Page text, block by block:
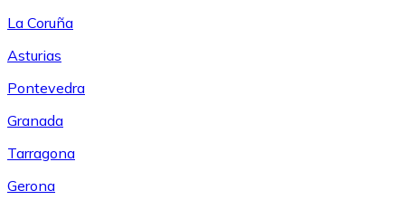
La Coruña
Asturias
Pontevedra
Granada
Tarragona
Gerona